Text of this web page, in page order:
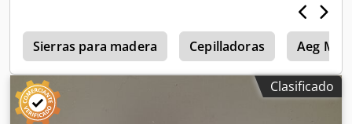
Sierras para madera Cepilladoras Aeg
Clasificado